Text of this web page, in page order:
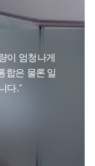
합은 물론 일
다."